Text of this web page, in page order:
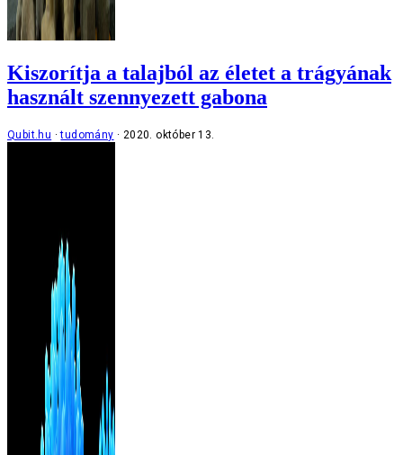
Kiszorítja a talajból az életet a trágyának
használt szennyezett gabona
Qubit.hu tudomány 2020. október 13.